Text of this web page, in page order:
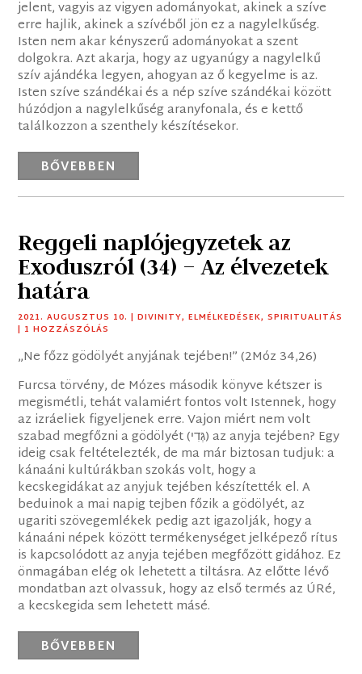
jelent, vagyis az vigyen adományokat, akinek a szíve
erre hajlik, akinek a szívéből jön ez a nagylelkűség.
Isten nem akar kényszerű adományokat a szent
dolgokra. Azt akarja, hogy az ugyanúgy a nagylelkű
szív ajándéka legyen, ahogyan az ő kegyelme is az.
Isten szíve szándékai és a nép szíve szándékai között
húzódjon a nagylelkűség aranyfonala, és e kettő
találkozzon a szenthely készítésekor.
BŐVEBBEN
Reggeli naplójegyzetek az
Exoduszról (34) – Az élvezetek
határa
2021. AUGUSZTUS 10. |DIVINITY,ELMÉLKEDÉSEK,SPIRITUALITÁS
| 1 HOZZÁSZÓLÁS
„Ne főzz gödölyét anyjának tejében!” (2Móz 34,26)
Furcsa törvény, de Mózes második könyve kétszer is
megismétli, tehát valamiért fontos volt Istennek, hogy
az izráeliek figyeljenek erre. Vajon miért nem volt
szabad megfőzni a gödölyét (גְּדִי) az anyja tejében? Egy
ideig csak feltételezték, de ma már biztosan tudjuk: a
kánaáni kultúrákban szokás volt, hogy a
kecskegidákat az anyjuk tejében készítették el. A
beduinok a mai napig tejben főzik a gödölyét, az
ugariti szövegemlékek pedig azt igazolják, hogy a
kánaáni népek között termékenységet jelképező rítus
is kapcsolódott az anyja tejében megfőzött gidához. Ez
önmagában elég ok lehetett a tiltásra. Az előtte lévő
mondatban azt olvassuk, hogy az első termés az ÚRé,
a kecskegida sem lehetett másé.
BŐVEBBEN